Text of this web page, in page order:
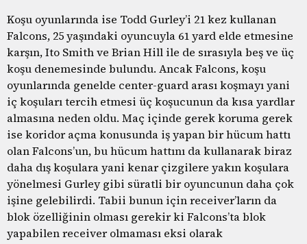
Koşu oyunlarında ise Todd Gurley’i 21 kez kullanan
Falcons, 25 yaşındaki oyuncuyla 61 yard elde etmesine
karşın, Ito Smith ve Brian Hill ile de sırasıyla beş ve üç
koşu denemesinde bulundu. Ancak Falcons, koşu
oyunlarında genelde center-guard arası koşmayı yani
iç koşuları tercih etmesi üç koşucunun da kısa yardlar
almasına neden oldu. Maç içinde gerek koruma gerek
ise koridor açma konusunda iş yapan bir hücum hattı
olan Falcons’un, bu hücum hattını da kullanarak biraz
daha dış koşulara yani kenar çizgilere yakın koşulara
yönelmesi Gurley gibi süratli bir oyuncunun daha çok
işine gelebilirdi. Tabii bunun için receiver’ların da
blok özelliğinin olması gerekir ki Falcons’ta blok
yapabilen receiver olmaması eksi olarak